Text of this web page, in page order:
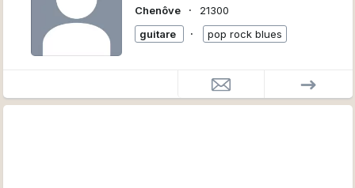
Chenôve
∙
21300
guitare
∙ pop rock blues